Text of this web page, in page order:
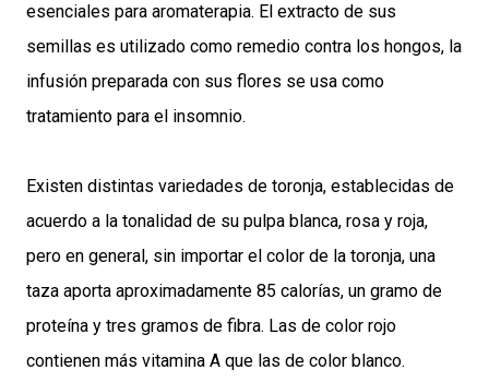
esenciales para aromaterapia. El extracto de sus
semillas es utilizado como remedio contra los hongos, la
infusión preparada con sus flores se usa como
tratamiento para el insomnio.
Existen distintas variedades de toronja, establecidas de
acuerdo a la tonalidad de su pulpa blanca, rosa y roja,
pero en general, sin importar el color de la toronja, una
taza aporta aproximadamente 85 calorías, un gramo de
proteína y tres gramos de fibra. Las de color rojo
contienen más vitamina A que las de color blanco.